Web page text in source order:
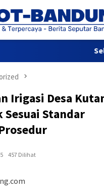
Irigasi Desa
Sesuai Standar
457 Dilihat